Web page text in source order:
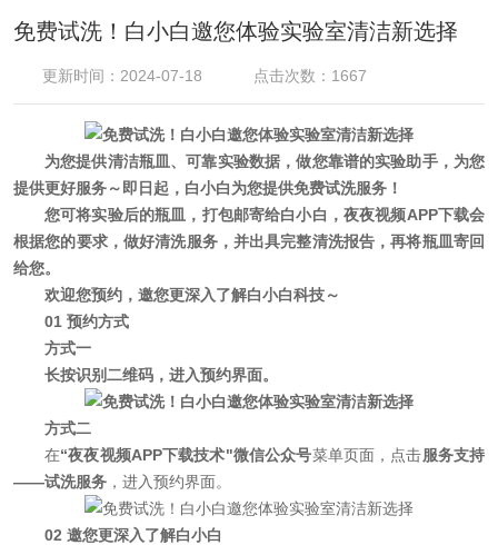
免费试洗！白小白邀您体验实验室清洁新选择
更新时间：2024-07-18 点击次数：1667
为您提供清洁瓶皿、可靠实验数据，做您靠谱的实验助手，为您
提供更好服务～ 即日起，白小白为您提供免费试洗服务！
您可将实验后的瓶皿，打包邮寄给白小白，夜夜视频APP下载会
根据您的要求，做好清洗服务，并出具完整清洗报告，再将瓶皿寄回
给您。
欢迎您预约，邀您更深入了解白小白科技～
01 预约方式
方式一
长按识别二维码，进入预约界面。
方式二
在“夜夜视频APP下载技术"微信公众号菜单页面，点击服务支持
——试洗服务 ，进入预约界面。
02 邀您更深入了解白小白